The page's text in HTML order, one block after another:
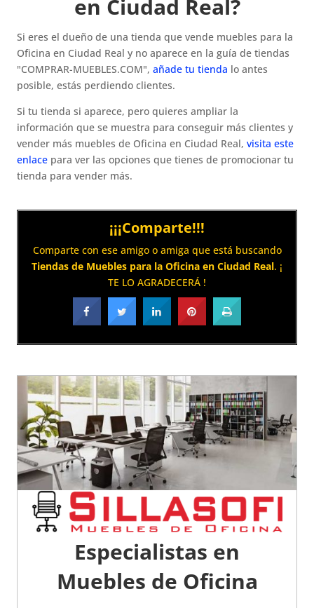
en Ciudad Real?
Si eres el dueño de una tienda que vende muebles para la
Oficina en Ciudad Real y no aparece en la guía de tiendas
"COMPRAR-MUEBLES.COM",añade tu tienda lo antes
posible, estás perdiendo clientes.
Si tu tienda si aparece, pero quieres ampliar la
información que se muestra para conseguir más clientes y
vender más muebles de Oficina en Ciudad Real,visita este
enlace para ver las opciones que tienes de promocionar tu
tienda para vender más.
¡¡¡Comparte!!!
Comparte con ese amigo o amiga que está buscando
Tiendas de Muebles para la Oficina en Ciudad Real. ¡
TE LO AGRADECERÁ !
Especialistas en
Muebles de Oficina